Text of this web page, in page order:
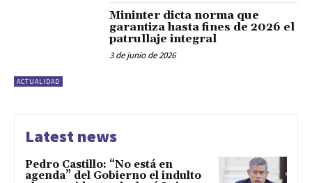
ACTUALIDAD
Mininter dicta norma que
garantiza hasta fines de 2026 el
patrullaje integral
3 de junio de 2026
Latest news
Pedro Castillo: “No está en
agenda” del Gobierno el indulto